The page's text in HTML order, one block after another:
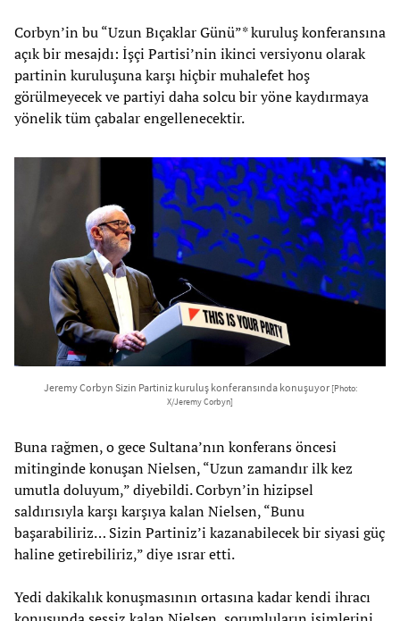
Corbyn’in bu “Uzun Bıçaklar Günü”* kuruluş konferansına
açık bir mesajdı: İşçi Partisi’nin ikinci versiyonu olarak
partinin kuruluşuna karşı hiçbir muhalefet hoş
görülmeyecek ve partiyi daha solcu bir yöne kaydırmaya
yönelik tüm çabalar engellenecektir.
Jeremy Corbyn Sizin Partiniz kuruluş konferansında konuşuyor [Photo:
X/Jeremy Corbyn]
Buna rağmen, o gece Sultana’nın konferans öncesi
mitinginde konuşan Nielsen, “Uzun zamandır ilk kez
umutla doluyum,” diyebildi. Corbyn’in hizipsel
saldırısıyla karşı karşıya kalan Nielsen, “Bunu
başarabiliriz… Sizin Partiniz’i kazanabilecek bir siyasi güç
haline getirebiliriz,” diye ısrar etti.
Yedi dakikalık konuşmasının ortasına kadar kendi ihracı